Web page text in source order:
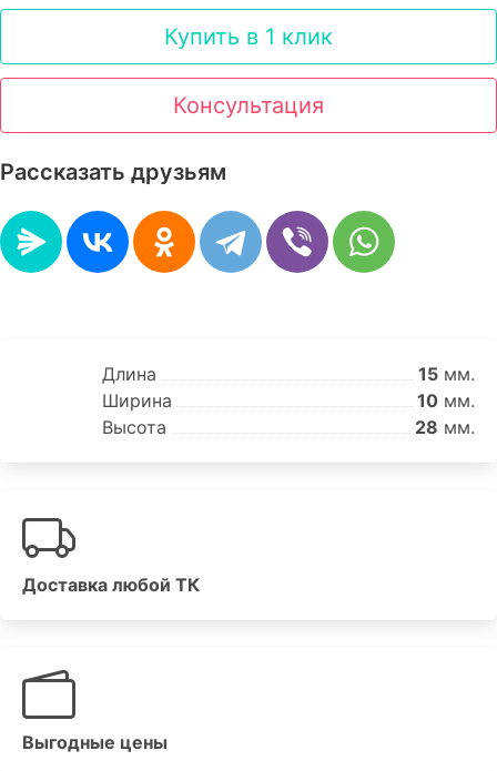
Купить в 1 клик
Консультация
Рассказать друзьям
Длина 15 мм.
Ширина
10 мм.
Высота
28 мм.
Доставка любой ТК
Выгодные цены